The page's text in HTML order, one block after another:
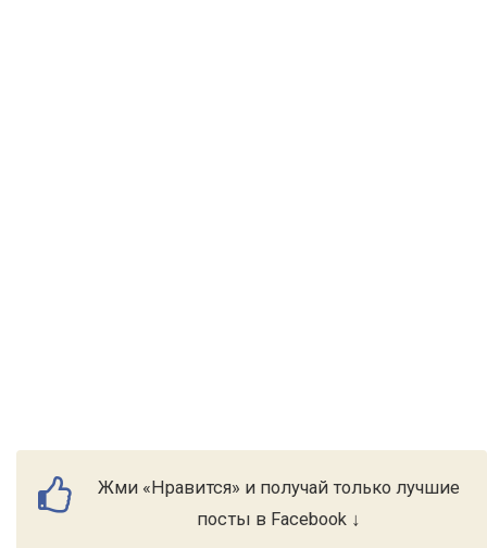
Жми «Нравится» и получай только лучшие
посты в Facebook ↓